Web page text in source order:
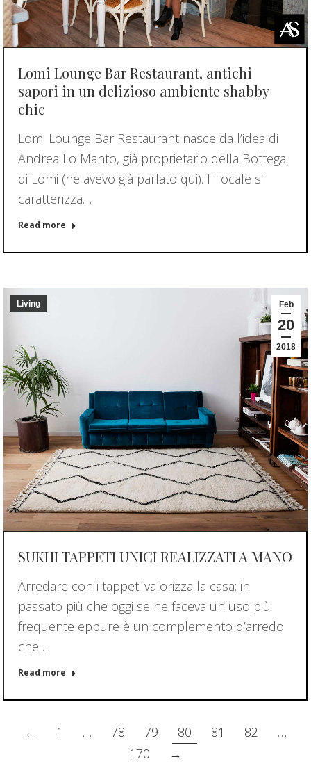
Lomi Lounge Bar Restaurant, antichi
sapori in un delizioso ambiente shabby
chic
Lomi Lounge Bar Restaurant nasce dall’idea di
Andrea Lo Manto, già proprietario della Bottega
di Lomi (ne avevo già parlato qui). Il locale si
caratterizza…
Read more
Feb
20
2018
Living
SUKHI TAPPETI UNICI REALIZZATI A MANO
Arredare con i tappeti valorizza la casa: in
passato più che oggi se ne faceva un uso più
frequente eppure è un complemento d’arredo
che…
Read more
← 1 … 78 79 80 81 82
…
170
→